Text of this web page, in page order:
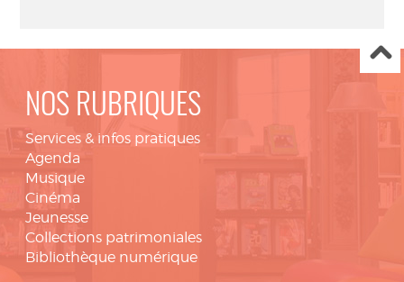
NOS RUBRIQUES
Services & infos pratiques
Agenda
Musique
Cinéma
Jeunesse
Collections patrimoniales
Bibliothèque numérique